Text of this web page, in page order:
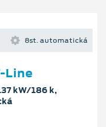
8st. automatická
Line
kW/186 k,